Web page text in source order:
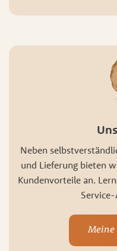
Neben
und Lieferung bieten
Kundenvorteile an.
Meine